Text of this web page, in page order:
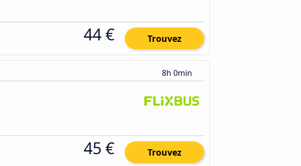
44 € Trouvez
8h 0min
45 € Trouvez